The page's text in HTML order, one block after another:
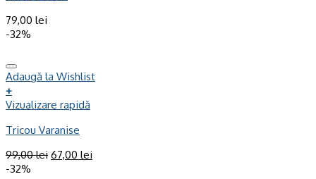
79,00 lei
-32%
Adaugă la Wishlist
+
Vizualizare rapidă
Tricou Varanise
99,00lei 67,00 lei
-32%